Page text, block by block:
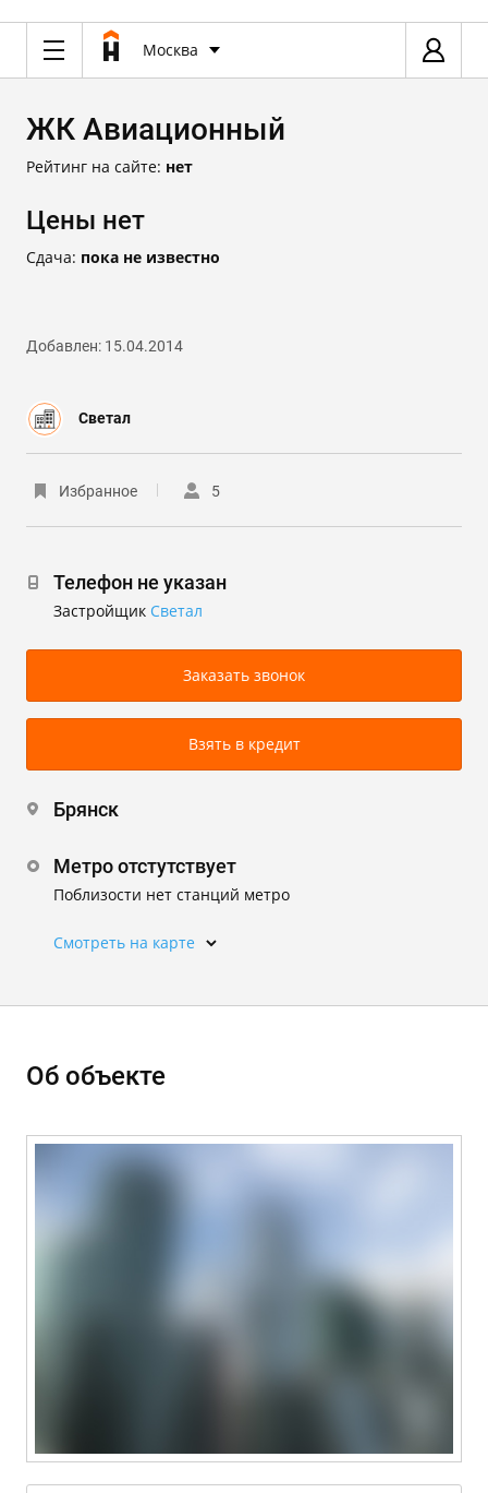
Москва
ЖК Авиационный
Рейтинг на сайте: нет
Цены нет
Сдача: пока не известно
Добавлен: 15.04.2014
Светал
Избранное 5
Телефон не указан
Застройщик Светал
Заказать звонок
Взять в кредит
Брянск
Метро отстутствует
Поблизости нет станций метро
Смотреть на карте
Об объекте